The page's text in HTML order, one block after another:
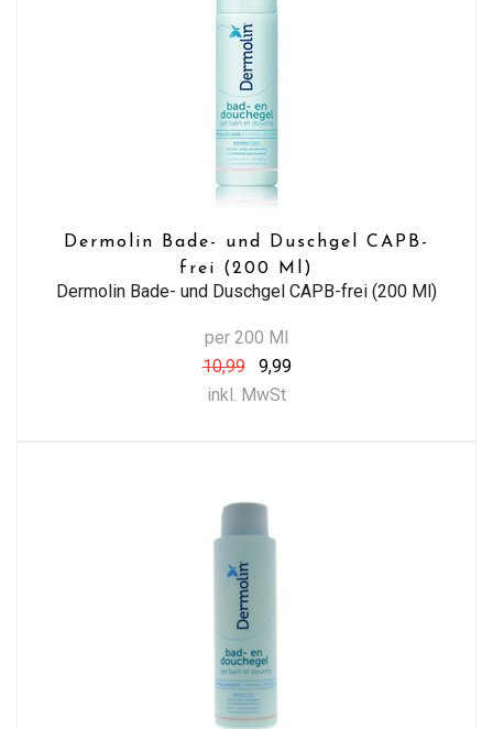
Dermolin Bade- und Duschgel CAPB-
frei (200 Ml)
Dermolin Bade- und Duschgel CAPB-frei (200 Ml)
per 200 Ml
10,99
9,99
inkl. MwSt